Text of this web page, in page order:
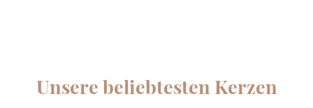
Unsere beliebtesten Kerzen